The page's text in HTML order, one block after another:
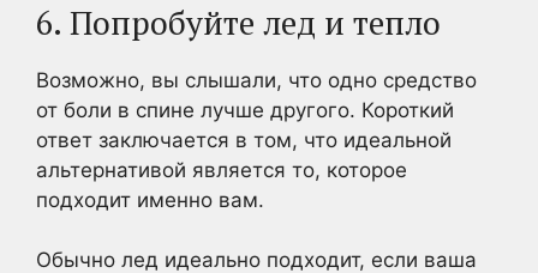
6. Попробуйте лед и тепло
Возможно, вы слышали, что одно средство
от боли в спине лучше другого. Короткий
ответ заключается в том, что идеальной
альтернативой является то, которое
подходит именно вам.
Обычно лед идеально подходит, если ваша